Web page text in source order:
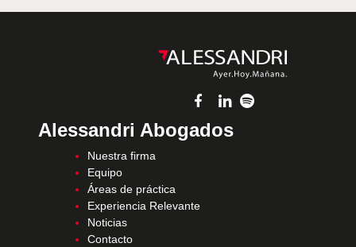
Alessandri Abogados
Nuestra firma
Equipo
Áreas de práctica
Experiencia Relevante
Noticias
Contacto